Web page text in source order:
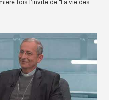
fois l’invité de "La vie des